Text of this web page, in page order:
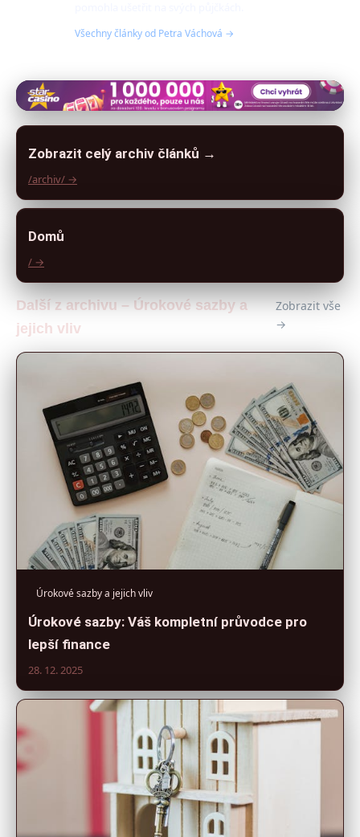
Všechny články od Petra Váchová →
Zobrazit celý archiv článků →
/archiv/ →
Domů
/ →
Další z archivu – Úrokové sazby a
jejich vliv
Zobrazit vše
→
Úrokové sazby a jejich vliv
Úrokové sazby: Váš kompletní průvodce pro
lepší finance
28. 12. 2025